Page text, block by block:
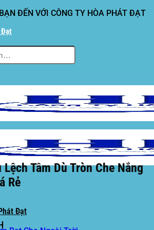
ĐẾN VỚI CÔNG TY HÒA PHÁT ĐẠT
Đạt
Đạt
Tâm Dù Tròn Che Nắng
Rẻ